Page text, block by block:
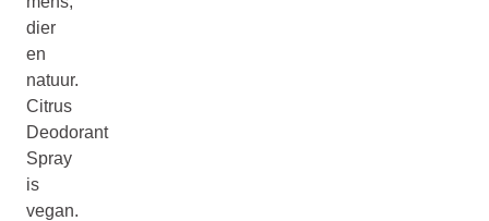
dier
en
natuur.
Citrus
Deodorant
Spray
is
vegan.